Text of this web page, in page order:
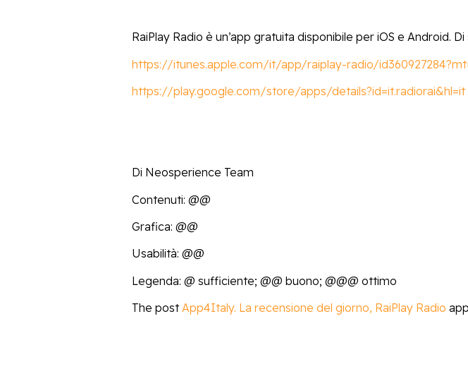
RaiPlay Radio è un’app gratuita disponibile per iOS e Android.
https://itunes.apple.com/it/app/raiplay-radio/
https://play.google.com/store/apps/details?id=it.radiorai&hl=it
Di Neosperience Team
Contenuti: @@
Grafica: @@
Usabilità: @@
Legenda: @ sufficiente; @@ buono; @@@ ottimo
The postApp4Italy. La recensione del giorno, RaiPlay Radio